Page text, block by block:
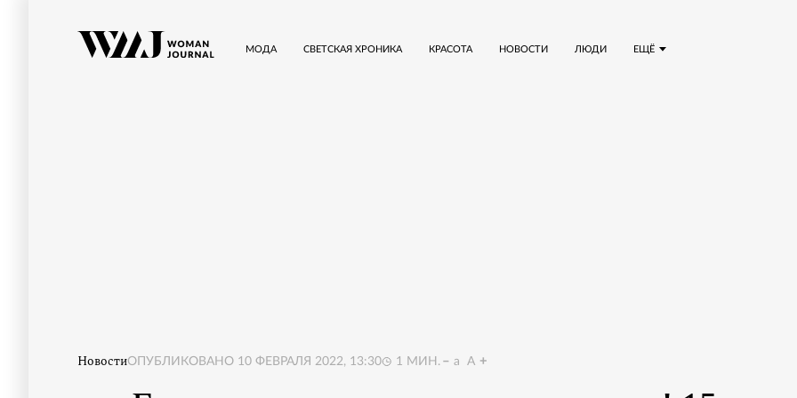
ЕЩЁ
МОДА СВЕТСКАЯ ХРОНИКА КРАСОТА НОВОСТИ ЛЮДИ
НовостиОПУБЛИКОВАНО 10 ФЕВРАЛЯ 2022, 13:30 1 МИН. a A